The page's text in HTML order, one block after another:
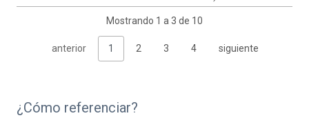
Mostrando 1 a 3 de 10
anterior 1 2 3 4 siguiente
¿Cómo referenciar?